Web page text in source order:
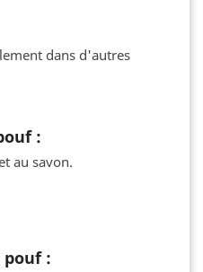
dans d'autres
:
au savon.
: